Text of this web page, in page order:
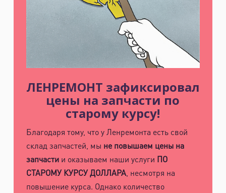
область, ​Круговая улица, д. 47
ул. Решетникова, д.3
ЛЕНРЕМОНТ зафиксировал
цены на запчасти по
старому курсу!
Благодаря тому, что у Ленремонта есть свой
склад запчастей, мы не повышаем цены на
запчастии оказываем наши услуги ПО
СТАРОМУ КУРСУ ДОЛЛАРА, несмотря на
повышение курса. Однако количество